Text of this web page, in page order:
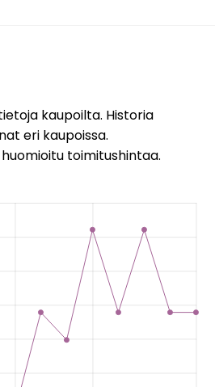
kaupoilta. Historia
eri kaupoissa.
toimitushintaa.